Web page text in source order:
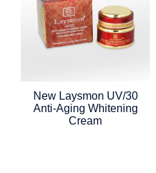
New Laysmon UV/30
Anti-Aging Whitening
Cream